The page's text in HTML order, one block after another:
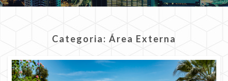
Categoria: Área Externa